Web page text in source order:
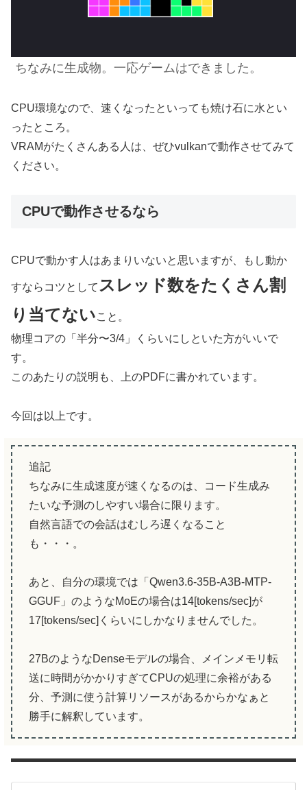
ちなみに生成物。一応ゲームはできました。
CPU環境なので、速くなったといっても焼け石に水とい
ったところ。
VRAMがたくさんある人は、ぜひvulkanで動作させてみて
ください。
CPUで動作させるなら
CPUで動かす人はあまりいないと思いますが、もし動か
すならコツとしてスレッド数をたくさん割
り当てないこと。
物理コアの「半分〜3/4」くらいにしといた方がいいで
す。
このあたりの説明も、上のPDFに書かれています。
今回は以上です。
追記
ちなみに生成速度が速くなるのは、コード生成み
たいな予測のしやすい場合に限ります。
自然言語での会話はむしろ遅くなること
も・・・。
あと、自分の環境では「Qwen3.6-35B-A3B-MTP-
GGUF」のようなMoEの場合は14[tokens/sec]が
17[tokens/sec]くらいにしかなりませんでした。
27BのようなDenseモデルの場合、メインメモリ転
送に時間がかかりすぎてCPUの処理に余裕がある
分、予測に使う計算リソースがあるからかなぁと
勝手に解釈しています。